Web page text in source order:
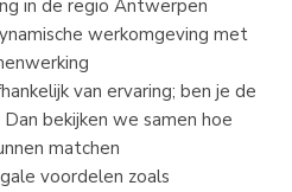
in de regio Antwerpen
werkomgeving met
van ervaring; ben je de
bekijken we samen hoe
matchen
voordelen zoals